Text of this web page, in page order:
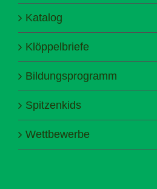
Katalog
Klöppelbriefe
Bildungsprogramm
Spitzenkids
Wettbewerbe